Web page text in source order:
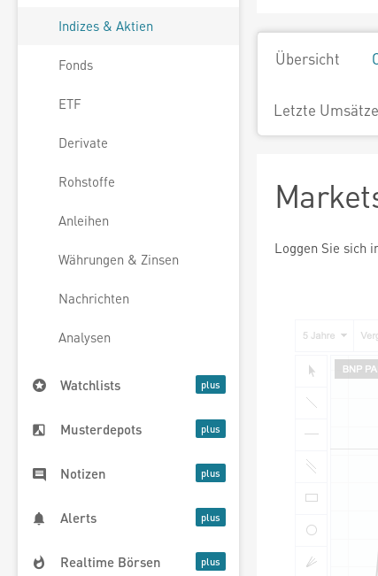
Indizes & Aktien
Fonds
ETF
Derivate
Rohstoffe
Anleihen
Währungen & Zinsen
Nachrichten
Analysen
Watchlists
Musterdepots
Notizen
Alerts
Realtime Börsen
Übersicht
Letzte Umsätze
Loggen Sie sich